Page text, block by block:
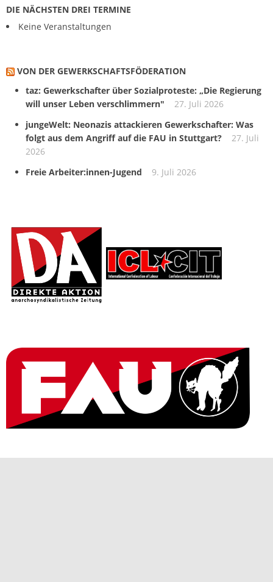
DIE NÄCHSTEN DREI TERMINE
Keine Veranstaltungen
VON DER GEWERKSCHAFTS­FÖDERATION
taz: Gewerkschafter über Sozialproteste: „Die Regierung
will unser Leben verschlimmern"
27. Juli 2026
jungeWelt: Neonazis attackieren Gewerkschafter: Was
folgt aus dem Angriff auf die FAU in Stuttgart?
27. Juli
2026
Freie Arbeiter:innen-Jugend
9. Juli 2026